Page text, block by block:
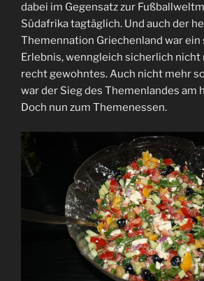
dabei im Gegensatz zur
Südafrika tagtäglich. Und auch der
Themennation Griechenland war
Erlebnis, wenngleich sicherlich nicht
recht gewohntes. Auch nicht mehr
war der Sieg des Themenlandes am
Doch nun zum Themenessen.